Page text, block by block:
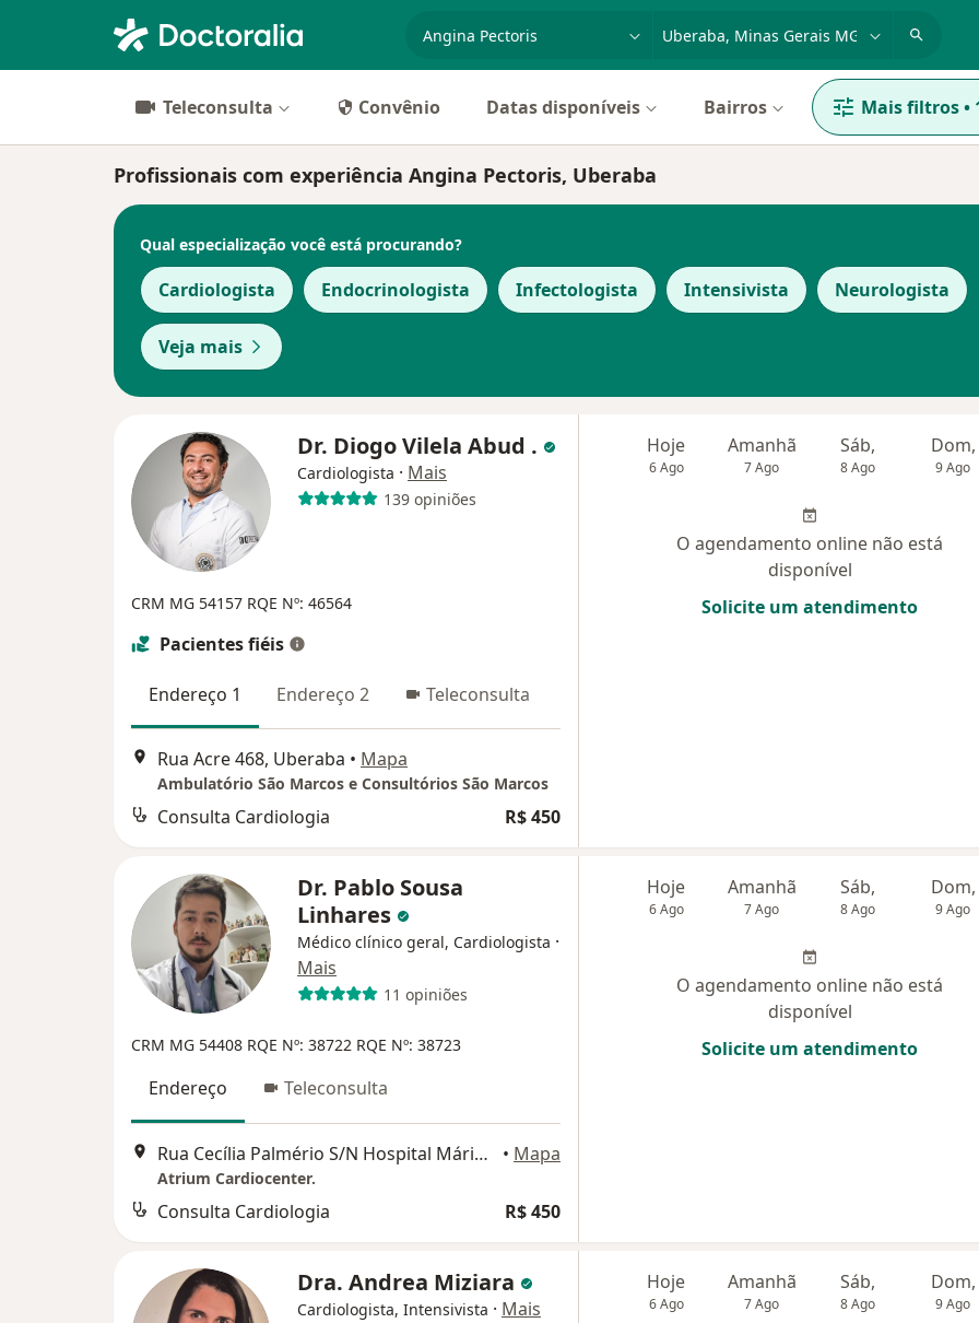
Teleconsulta Convênio Datas disponíveis Bairros Mais filtros•
Profissionais com experiência Angina Pectoris, Uberaba
Qual especialização você está procurando?
Cardiologista Endocrinologista Infectologista Intensivista Neurologista
Veja mais
Dr. Diogo Vilela Abud .
Cardiologista · Mais
139 opiniões
CRM MG 54157 RQE Nº: 46564
Pacientes fiéis
Endereço 1 Endereço 2 Teleconsulta
Rua Acre 468, Uberaba • Mapa
Ambulatório São Marcos e Consultórios São Marcos
Consulta Cardiologia R$ 450
Hoje
6 Ago
Amanhã
7 Ago
Sáb,
8 Ago
Dom,
9 Ago
O agendamento online não está
disponível
Solicite um atendimento
Dr. Pablo Sousa
Linhares
Médico clínico geral, Cardiologista ·
Mais
11 opiniões
CRM MG 54408 RQE Nº: 38722 RQE Nº: 38723
Endereço Teleconsulta
Rua Cecília Palmério S/N Hospital Mário Palmério, Uberaba • Mapa
Atrium Cardiocenter.
Consulta Cardiologia R$ 450
Hoje
6 Ago
Amanhã
7 Ago
Sáb,
8 Ago
Dom,
9 Ago
O agendamento online não está
disponível
Solicite um atendimento
Dra. Andrea Miziara
Cardiologista, Intensivista · Mais
Hoje
6 Ago
Amanhã
7 Ago
Sáb,
8 Ago
Dom,
9 Ago